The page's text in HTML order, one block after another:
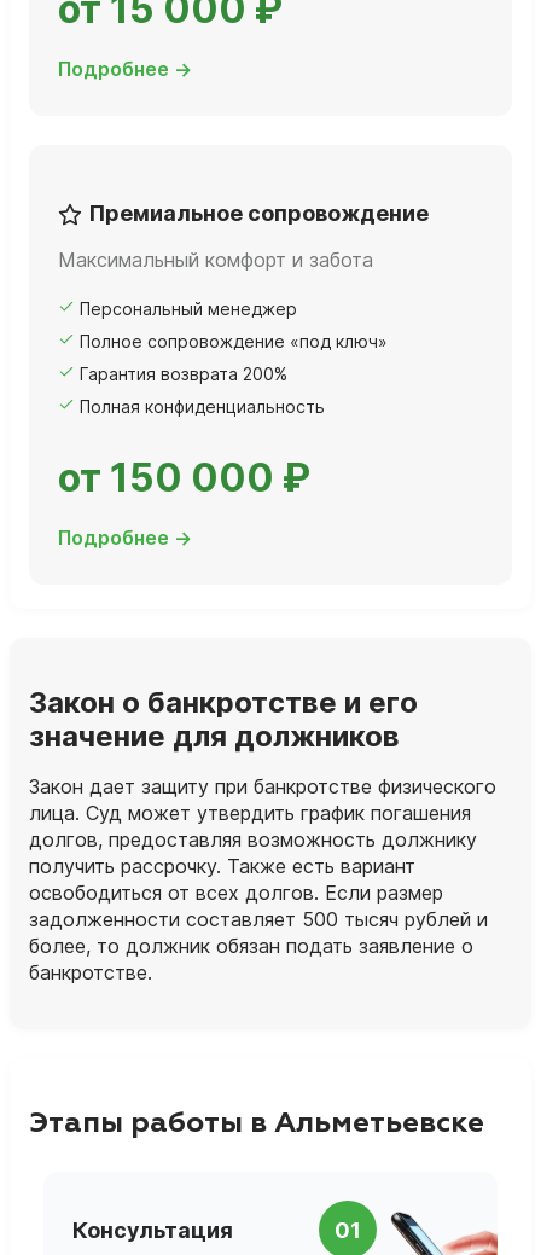
от 15 000 ₽
Подробнее →
Премиальное сопровождение
Максимальный комфорт и забота
Персональный менеджер
Полное сопровождение «под ключ»
Гарантия возврата 200%
Полная конфиденциальность
от 150 000 ₽
Подробнее →
Закон о банкротстве и его
значение для должников
Закон дает защиту при банкротстве физического
лица. Суд может утвердить график погашения
долгов, предоставляя возможность должнику
получить рассрочку. Также есть вариант
освободиться от всех долгов. Если размер
задолженности составляет 500 тысяч рублей и
более, то должник обязан подать заявление о
банкротстве.
Этапы работы в Альметьевске
Консультация 01